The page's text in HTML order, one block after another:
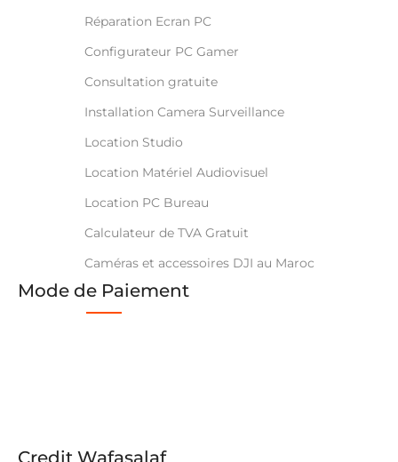
Réparation Ecran PC
Configurateur PC Gamer
Consultation gratuite
Installation Camera Surveillance
Location Studio
Location Matériel Audiovisuel
Location PC Bureau
Calculateur de TVA Gratuit
Caméras et accessoires DJI au Maroc
Mode de Paiement
Credit Wafasalaf